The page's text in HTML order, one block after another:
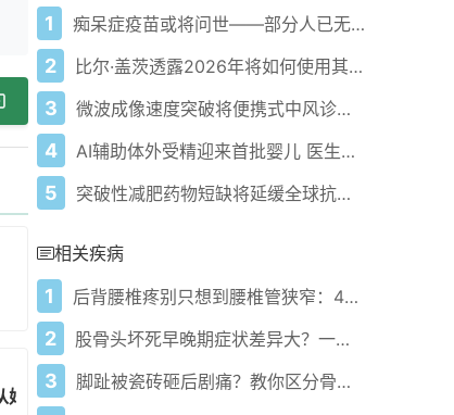
婚姻状况到种族信息的意义
1 痴呆症疫苗或将问世——部分人已无意中接种
2 比尔·盖茨透露2026年将如何使用其数十亿美元财富
3 微波成像速度突破将便携式中风诊断推向现实
4 AI辅助体外受精迎来首批婴儿 医生测试新型生育工具
5 突破性减肥药物短缺将延缓全球抗肥胖进程 世卫组织发出警告
相关疾病
1 后背腰椎疼别只想到腰椎管狭窄：4种病因+3个误区要警惕
2 股骨头坏死早晚期症状差异大？一文读懂特征早发现早干预
3 脚趾被瓷砖砸后剧痛？教你区分骨折和软组织损伤